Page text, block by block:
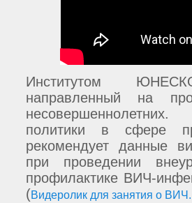
Институтом
направленный на
политики в сфере
рекомендует данные
при проведении
профилактике ВИЧ-
(Видеролик для занятия о